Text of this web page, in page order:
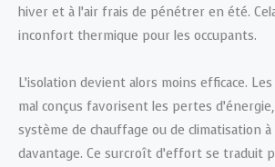
hiver et à l’air frais de pénétrer en été.
inconfort thermique pour les occupants.
L’isolation devient alors moins efficace.
mal conçus favorisent les pertes
système de chauffage ou de climatisation
davantage. Ce surcroît d’effort se traduit